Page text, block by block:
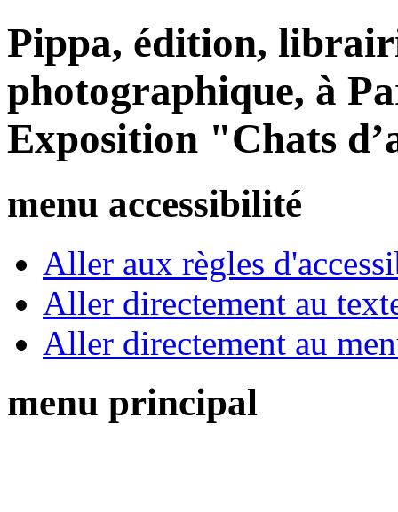
Pippa, édition,
photographique, à
Exposition "Chats
menu accessibilité
Aller aux règles
Aller directement au
Aller directement au
menu principal